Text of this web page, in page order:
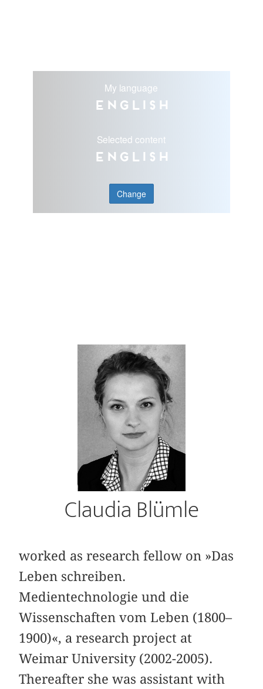
My language
English
Selected content
English
Change
Claudia Blümle
worked as research fellow on »Das
Leben schreiben.
Medientechnologie und die
Wissenschaften vom Leben (1800–
1900)«, a research project at
Weimar University (2002-2005).
Thereafter she was assistant with